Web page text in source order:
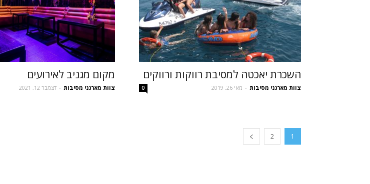
השכרת יאכטה למסיבת רווקות ורווקים
צוות מארגני מסיבות - מאי 26, 2019 0
מקום מגניב לאירועים
צוות מארגני מסיבות - דצמבר 12, 2021
1
2